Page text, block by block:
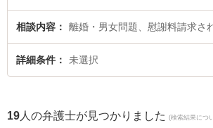
した慰謝料請求された側のトラブルを今すぐに弁護士
請求された側のトラブル解決の実績豊富な近くの弁
相談無料で慰謝料請求された側を法律相談できる長崎
相談内容 離婚・男女問題、慰謝料請求さ
詳細条件 未選択
19 人の弁護士が見つかりました (検索結果につ